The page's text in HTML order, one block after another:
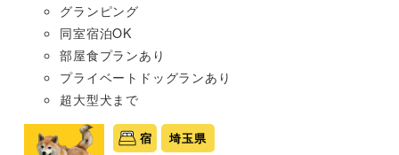
グランピング
同室宿泊OK
部屋食プランあり
プライベートドッグランあり
超大型犬まで
宿 埼玉県